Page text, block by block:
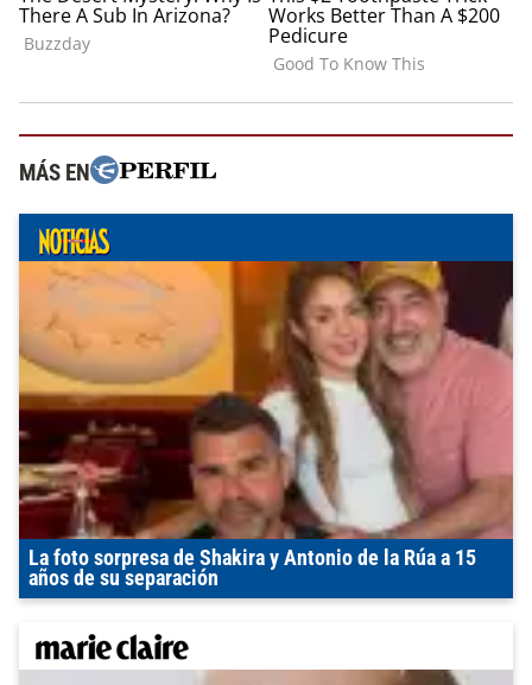
MÁS EN
La foto sorpresa de Shakira y Antonio de la Rúa a 15
años de su separación